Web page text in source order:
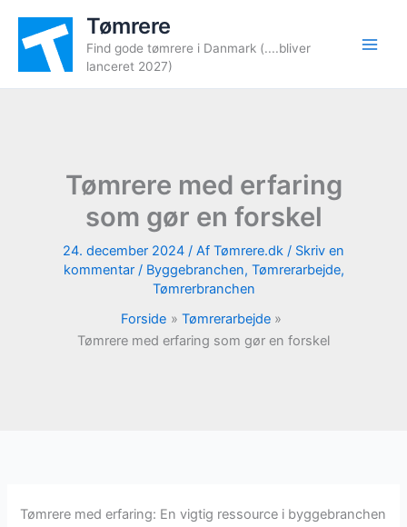
indholdet
Tømrere
Find gode tømrere i Danmark (....bliver
lanceret 2027)
Tømrere med erfaring
som gør en forskel
24. december 2024 / Af Tømrere.dk / Skriv en
kommentar / Byggebranchen, Tømrerarbejde,
Tømrerbranchen
Forside
Tømrerarbejde
Tømrere med erfaring som gør en forskel
Tømrere med erfaring: En vigtig ressource i byggebranchen